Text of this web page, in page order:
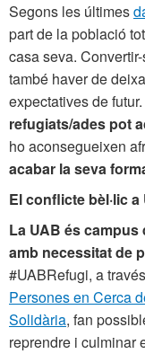
Segons les últimes
part de la població
casa seva.
també haver de
expectatives de futur.
refugiats/ades pot
ho aconsegueixen
acabar la seva
El conflicte bèl·lic
La UAB és campus
amb necessitat de
#UABRefugi, a
Persones en Cerca
Solidària, fan
reprendre i culminar